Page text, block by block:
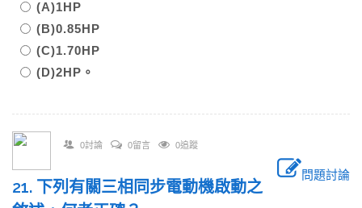
(A)1HP
(B)0.85HP
(C)1.70HP
(D)2HP。
0討論 0留言 0追蹤
問題討論
21. 下列有關三相同步電動機啟動之